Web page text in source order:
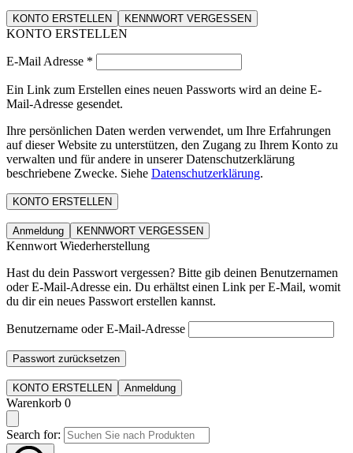
KONTO ERSTELLEN KENNWORT VERGESSEN
KONTO ERSTELLEN
E-Mail Adresse *
Ein Link zum Erstellen eines neuen Passworts wird an deine E-
Mail-Adresse gesendet.
Ihre persönlichen Daten werden verwendet, um Ihre Erfahrungen
auf dieser Website zu unterstützen, den Zugang zu Ihrem Konto zu
verwalten und für andere in unserer Datenschutzerklärung
beschriebene Zwecke. Siehe Datenschutzerklärung.
KONTO ERSTELLEN
Anmeldung KENNWORT VERGESSEN
Kennwort Wiederherstellung
Hast du dein Passwort vergessen? Bitte gib deinen Benutzernamen
oder E-Mail-Adresse ein. Du erhältst einen Link per E-Mail, womit
du dir ein neues Passwort erstellen kannst.
Benutzername oder E-Mail-Adresse
Passwort zurücksetzen
KONTO ERSTELLEN Anmeldung
Warenkorb 0
Search for: